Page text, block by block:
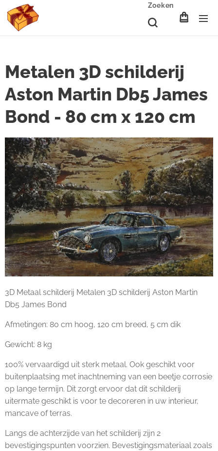
Zoeken
Metalen 3D schilderij
Aston Martin Db5 James
Bond - 80 cm x 120 cm
3D Metaal schilderij Metalen 3D schilderij Aston Martin
Db5 James Bond
Afmetingen: 80 cm hoog, 120 cm breed, 5 cm dik
Gewicht: 8 kg
100% vervaardigd uit sterk metaal. Ook geschikt voor
buitenplaatsing met inachtneming van een beetje corrosie
op lange termijn. Dit zorgt ervoor dat dit schilderij
uitermate geschikt is voor te decoreren in uw interieur,
mancave of terras.
Langs de achterzijde van het schilderij zijn 2
bevestigingspunten voorzien. Bevestigingsmateriaal zoals